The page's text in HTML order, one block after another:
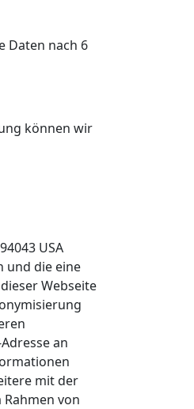
Daten nach 6
können wir
USA
und die eine
Webseite
an
mit der
von